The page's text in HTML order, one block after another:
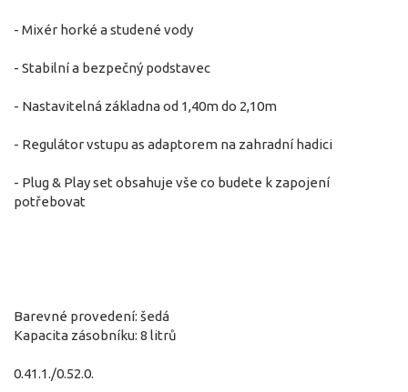
- Mixér horké a studené vody
- Stabilní a bezpečný podstavec
- Nastavitelná základna od 1,40m do 2,10m
- Regulátor vstupu as adaptorem na zahradní hadici
- Plug & Play set obsahuje vše co budete k zapojení
potřebovat
Barevné provedení: šedá
Kapacita zásobníku: 8 litrů
0.41.1./0.52.0.